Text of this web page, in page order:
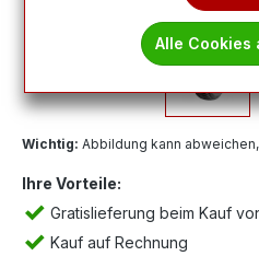
Wichtig: Abbildung kann
Ihre Vorteile:
Gratislieferung beim Kauf
Kauf auf Rechnung
Alle Cookies